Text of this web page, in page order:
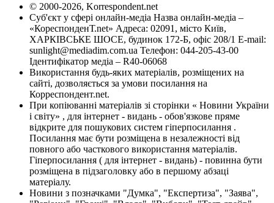
© 2000-2026, Korrespondent.net
Суб'єкт у сфері онлайн-медіа Назва онлайн-медіа –
«КореспонденТ.net» Адреса: 02091, місто Київ,
ХАРКІВСЬКЕ ШОСЕ, будинок 172-Б, офіс 208/1 E-mail:
sunlight@mediadim.com.ua Телефон: 044-205-43-00
Ідентифікатор медіа – R40-06068
Використання будь-яких матеріалів, розміщених на
сайті, дозволяється за умови посилання на
Корреспондент.net.
При копіюванні матеріалів зі сторінки « Новини України
і світу» , для інтернет - видань - обов'язкове пряме
відкрите для пошукових систем гіперпосилання .
Посилання має бути розміщена в незалежності від
повного або часткового використання матеріалів.
Гіперпосилання ( для інтернет - видань) - повинна бути
розміщена в підзаголовку або в першому абзаці
матеріалу.
Новини з позначками "Думка", "Експертиза", "Заява",